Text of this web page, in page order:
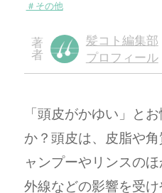
＃その他
髪コト編集部
プロフィール
「頭皮がかゆい」と
か？頭皮は、皮脂や
ャンプーやリンスの
外線などの影響を受け